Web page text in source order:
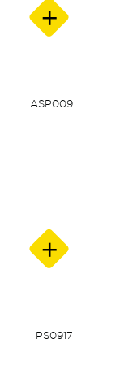
ASP009
PS0917